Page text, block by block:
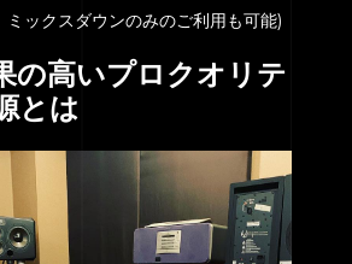
ミックスダウンのみのご利用も可能)
の高いプロクオリテ
とは